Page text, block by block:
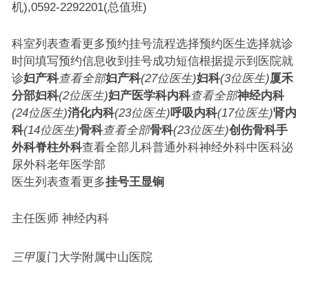
机),0592-2292201(总值班)
科室列表查看更多预约挂号流程选择预约医生选择就诊
时间填写预约信息收到挂号成功短信根据提示到医院就
诊妇产科查看全部妇产科(27位医生)妇科(3位医生)厦禾
分部妇科(2位医生)妇产医学科内科查看全部神经内科
(24位医生)消化内科(23位医生)呼吸内科(17位医生)肾内
科(14位医生)骨科查看全部骨科(23位医生)创伤骨科手
外科脊柱外科查看全部儿科普通外科神经外科中医科泌
尿外科老年医学部
医生列表查看更多挂号王显锏
主任医师 神经内科
三甲厦门大学附属中山医院